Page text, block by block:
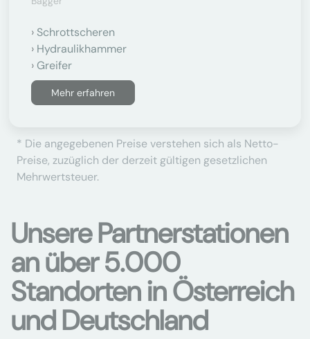
Schrottscheren
Hydraulikhammer
Greifer
Mehr erfahren
* Die angegebenen Preise verstehen sich als Netto-
Preise, zuzüglich der derzeit gültigen gesetzlichen
Mehrwertsteuer.
Unsere Partnerstationen
an über 5.000
Standorten in Österreich
und Deutschland